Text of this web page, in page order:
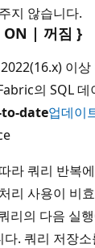
지 않습니다.
ON | 꺼짐 }
이
의 SQL 데
date업데이
라 쿼리 반복
리 사용이 비
리의 다음 실
. 쿼리 저장